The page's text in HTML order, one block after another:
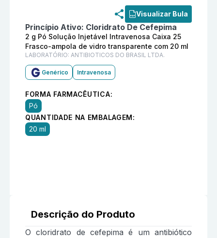
Informações detalhadas do produtoCloridrato De
Visualizar Bula
Princípio Ativo: Cloridrato De Cefepima
2 g Pó Solução Injetável Intravenosa Caixa 25
Frasco-ampola de vidro transparente com 20 ml
LABORATÓRIO: ANTIBIOTICOS DO BRASIL LTDA.
Genérico Intravenosa
FORMA FARMACÊUTICA:
Pó
QUANTIDADE NA EMBALAGEM:
20 ml
Descrição do Produto
O cloridrato de cefepima é um antibiótico